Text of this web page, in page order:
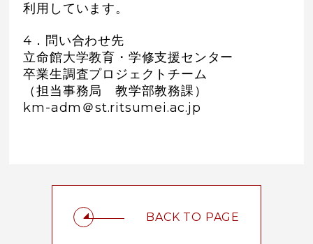
利用しています。
4．問い合わせ先
立命館大学教育・学修支援センター
卒業生調査プロジェクトチーム
（担当事務局 教学部教務課）
km-adm＠st.ritsumei.ac.jp
BACK TO PAGE